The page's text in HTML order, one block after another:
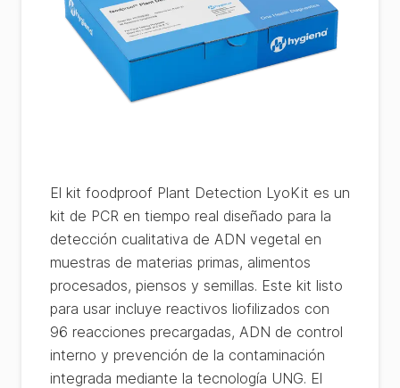
El kit foodproof Plant Detection LyoKit es un
kit de PCR en tiempo real diseñado para la
detección cualitativa de ADN vegetal en
muestras de materias primas, alimentos
procesados, piensos y semillas. Este kit listo
para usar incluye reactivos liofilizados con
96 reacciones precargadas, ADN de control
interno y prevención de la contaminación
integrada mediante la tecnología UNG. El